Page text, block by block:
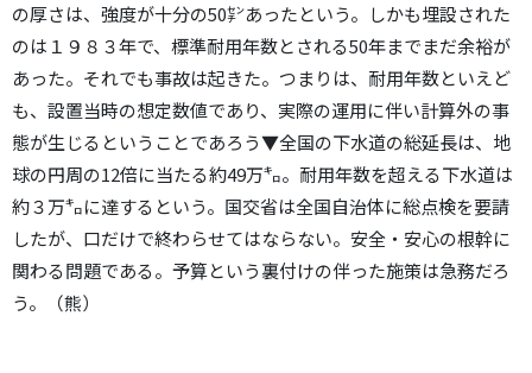
の厚さは、強度が十分の50㌢あったという。しかも埋設された
のは１９８３年で、標準耐用年数とされる50年までまだ余裕が
あった。それでも事故は起きた。つまりは、耐用年数といえど
も、設置当時の想定数値であり、実際の運用に伴い計算外の事
態が生じるということであろう▼全国の下水道の総延長は、地
球の円周の12倍に当たる約49万㌔。耐用年数を超える下水道は
約３万㌔に達するという。国交省は全国自治体に総点検を要請
したが、口だけで終わらせてはならない。安全・安心の根幹に
関わる問題である。予算という裏付けの伴った施策は急務だろ
う。（熊）